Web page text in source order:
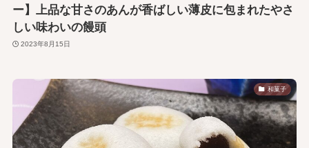
ー】上品な甘さのあんが香ばしい薄皮に包まれたやさ
しい味わいの饅頭
2023年8月15日
和菓子